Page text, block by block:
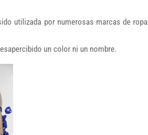
utilizada por numerosas marcas de ropa
un color ni un nombre.